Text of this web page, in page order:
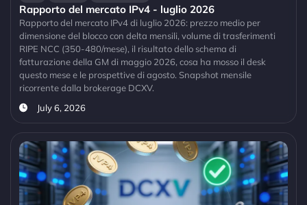
Rapporto del mercato IPv4 - luglio 2026
Rapporto del mercato IPv4 di luglio 2026: prezzo medio per
dimensione del blocco con delta mensili, volume di trasferimenti
RIPE NCC (350-480/mese), il risultato dello schema di
fatturazione della GM di maggio 2026, cosa ha mosso il desk
questo mese e le prospettive di agosto. Snapshot mensile
ricorrente dalla brokerage DCXV.
July 6, 2026